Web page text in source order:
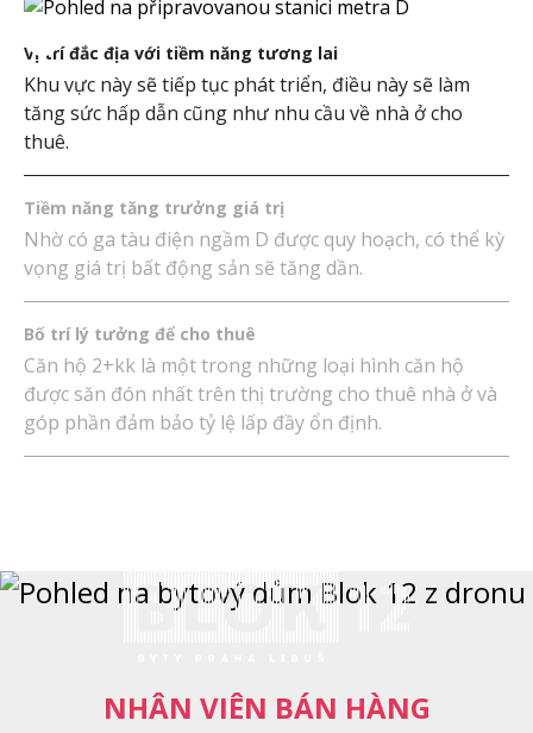
Vị trí đắc địa với tiềm năng tương lai
Khu vực này sẽ tiếp tục phát triển, điều này sẽ làm
tăng sức hấp dẫn cũng như nhu cầu về nhà ở cho
thuê.
Tiềm năng tăng trưởng giá trị
Nhờ có ga tàu điện ngầm D được quy hoạch, có thể kỳ
vọng giá trị bất động sản sẽ tăng dần.
Bố trí lý tưởng để cho thuê
Căn hộ 2+kk là một trong những loại hình căn hộ
được săn đón nhất trên thị trường cho thuê nhà ở và
góp phần đảm bảo tỷ lệ lấp đầy ổn định.
NHÂN VIÊN BÁN HÀNG